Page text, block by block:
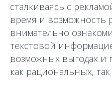
сталкиваясь с
время и возможность
внимательно
текстовой
возможных выгодах и
как рациональных,